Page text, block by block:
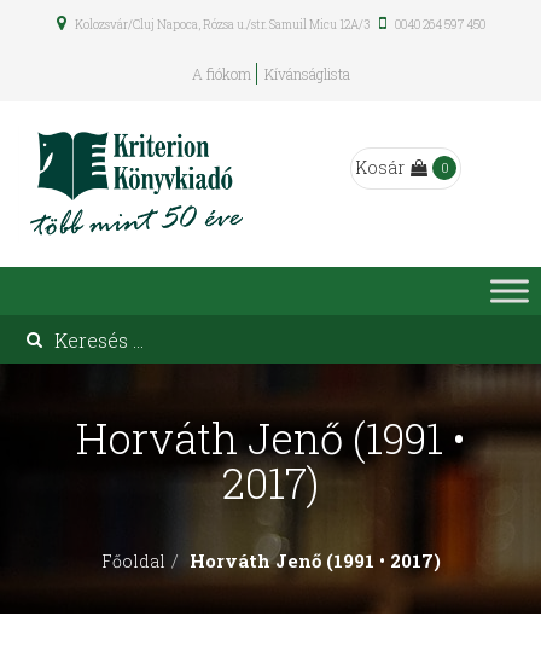
Kolozsvár/Cluj Napoca, Rózsa u./str. Samuil Micu 12A/3 0040 264 597 450
A fiókom Kívánságlista
Kosár 0
Horváth Jenő (1991 •
2017)
Főoldal Horváth Jenő (1991 • 2017)